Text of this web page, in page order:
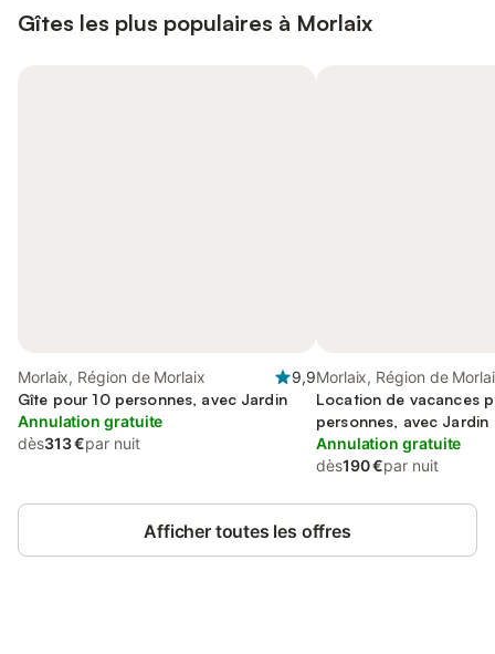
Gîtes les plus populaires à Morlaix
Morlaix, Région de Morlaix
9,9
Gîte pour 10 personnes, avec Jardin
Annulation gratuite
dès313 €par nuit
Morlaix, Région de
Location de vacances
personnes, avec Jardin
Annulation gratuite
dès190 €par nuit
Afficher toutes les offres